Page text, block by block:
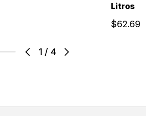
1 / 4
Litros
$62.69